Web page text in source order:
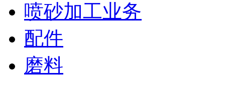
喷砂加工业务
配件
磨料